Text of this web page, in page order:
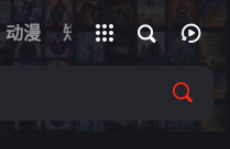
动漫 短剧 网址
片